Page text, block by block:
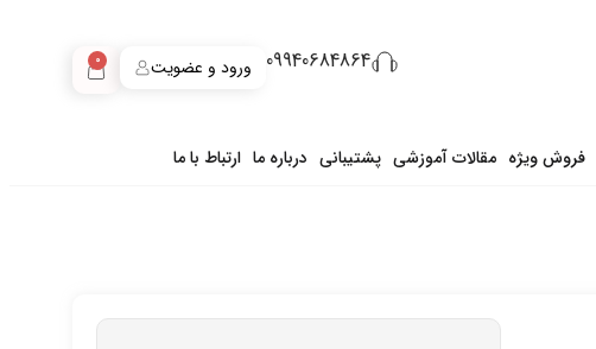
0 ورود و عضویت 09940684864
فروش ویژه مقالات آموزشی پشتیبانی درباره ما ارتباط با ما